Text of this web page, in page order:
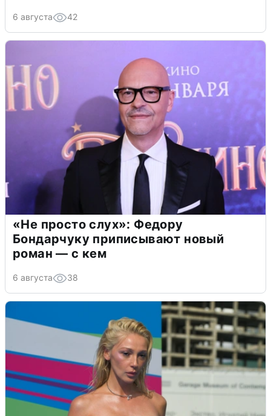
6 августа 42
«Не просто слух»: Федору
Бондарчуку приписывают новый
роман — с кем
6 августа 38